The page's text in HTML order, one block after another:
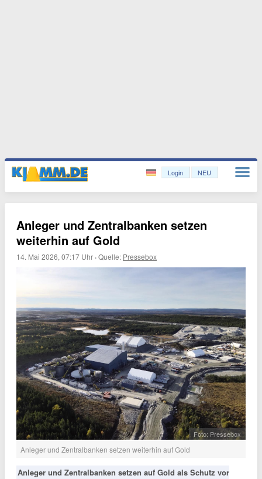
Login NEU
Anleger und Zentralbanken setzen
weiterhin auf Gold
14. Mai 2026, 07:17 Uhr ·Quelle: Pressebox
Foto: Pressebox
Anleger und Zentralbanken setzen weiterhin auf Gold
Anleger und Zentralbanken setzen auf Gold als Schutz vor